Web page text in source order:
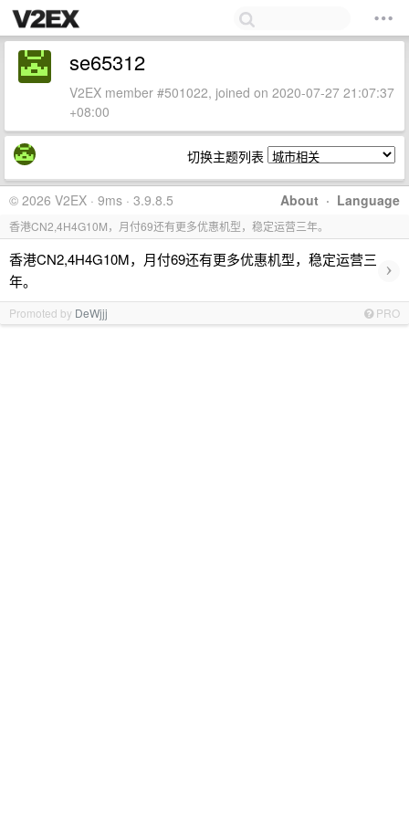
se65312
V2EX member #501022, joined on 2020-07-27 21:07:37
+08:00
切换主题列表
About · Language
© 2026 V2EX · 9ms · 3.9.8.5
香港CN2,4H4G10M，月付69还有更多优惠机型，稳定运营三年。
香港CN2,4H4G10M，月付69还有更多优惠机型，稳定运营三
年。
›
Promoted by DeWjjj PRO